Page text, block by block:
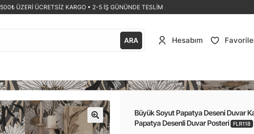
500₺ ÜZERİ ÜCRETSİZ KARGO • 2-5 İŞ GÜNÜNDE TESLİM
ARA Hesabım
🔍
Büyük Soyut Papatya Deseni Duvar
Papatya Desenli Duvar Posteri FLR118